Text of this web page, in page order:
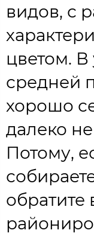
видов, с
цветом. В
средней
хорошо
далеко
Потому,